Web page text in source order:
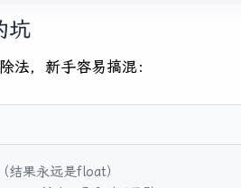
坑
法，新手容易搞混：
结果永远是float）